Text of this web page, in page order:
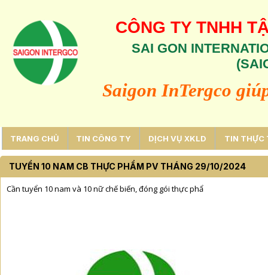
CÔNG TY TNHH
SAI GON
Saigon InTergco
TRANG CHỦ TIN CÔNG TY DỊCH VỤ XKLD TIN THỰC
TUYỂN 10 NAM CB THỰC PHẨM PV THÁNG 29/10/2024
Cần tuyển 10 nam và 10 nữ chế biến, đóng gói thực phẩ